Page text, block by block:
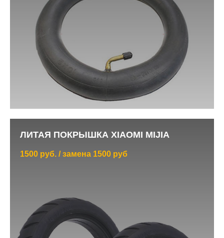
ЛИТАЯ ПОКРЫШКА XIAOMI MIJIA
1500 руб. / замена 1500 руб